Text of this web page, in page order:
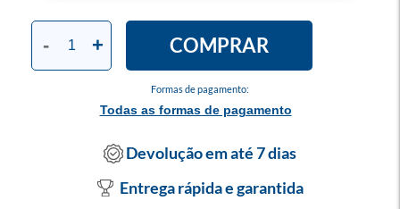
Formas de pagamento:
Todas as formas de pagamento
- + COMPRAR
Devolução em até 7 dias
Entrega rápida e garantida